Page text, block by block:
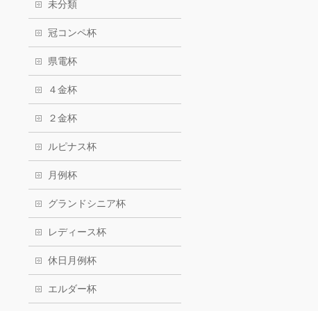
未分類
冠コンペ杯
県電杯
４金杯
２金杯
ルピナス杯
月例杯
グランドシニア杯
レディース杯
休日月例杯
エルダー杯